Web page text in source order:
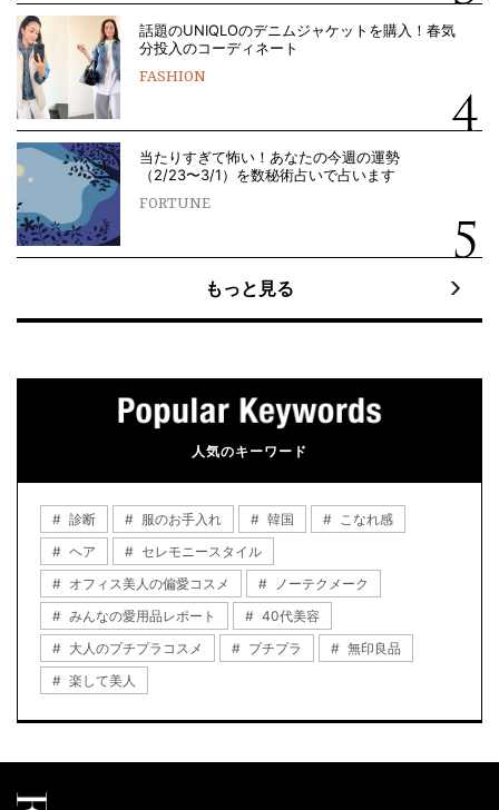
話題のUNIQLOのデニムジャケットを購入！春気
分投入のコーディネート
FASHION
当たりすぎて怖い！あなたの今週の運勢
（2/23〜3/1）を数秘術占いで占います
FORTUNE
もっと見る
人気のキーワード
診断 服のお手入れ 韓国
こなれ感
ヘア
セレモニースタイル
オフィス美人の偏愛コスメ
ノーテクメーク
みんなの愛用品レポート
40代美容
大人のプチプラコスメ
プチプラ
無印良品
楽して美人